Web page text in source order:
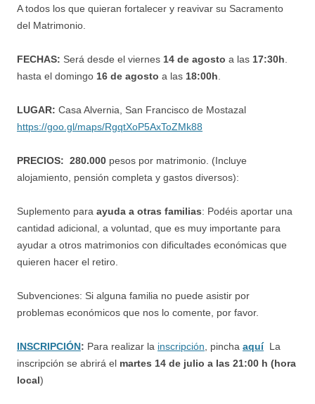
A todos los que quieran fortalecer y reavivar su Sacramento
del Matrimonio.
FECHAS: Será desde el viernes 14 de agosto a las 17:30h
hasta el domingo 16 de agosto a las 18:00h
LUGAR: Casa Alvernia, San Francisco de Mostazal
https://goo.gl/maps/RgqtXoP5AxToZMk88
PRECIOS: 280.000 pesos por matrimonio. (Incluye
alojamiento, pensión completa y gastos diversos):
Suplemento para ayuda a otras familias: Podéis aportar una
cantidad adicional, a voluntad, que es muy importante para
ayudar a otros matrimonios con dificultades económicas que
quieren hacer el retiro.
Subvenciones: Si alguna familia no puede asistir por
problemas económicos que nos lo comente, por favor.
INSCRIPCIÓN: Para realizar la inscripción , pincha aquíLa
inscripción se abrirá el martes 14 de julio a las 21:00 h (hora
local)